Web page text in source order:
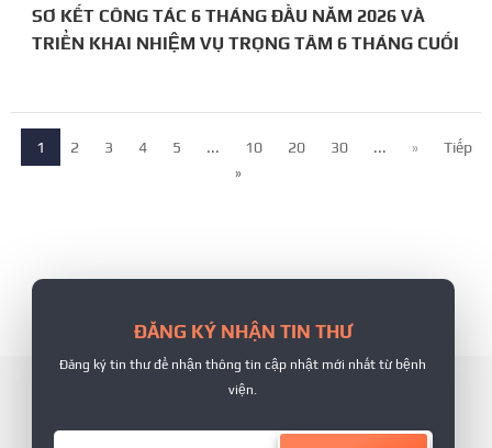
SƠ KẾT CÔNG TÁC 6 THÁNG ĐẦU NĂM 2026 VÀ
TRIỂN KHAI NHIỆM VỤ TRỌNG TÂM 6 THÁNG CUỐI
1 2 3 4 5 ... 10 20 30 ... »
Tiếp
»
ĐĂNG KÝ NHẬN TIN THƯ
Đăng ký tin thư để nhận thông tin cập nhật mới nhất từ bệnh
viện.